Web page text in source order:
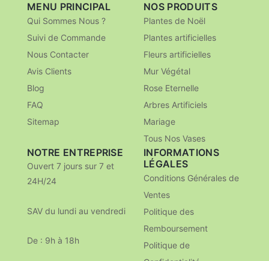
MENU PRINCIPAL
Qui Sommes Nous ?
Suivi de Commande
Nous Contacter
Avis Clients
Blog
FAQ
Sitemap
NOS PRODUITS
Plantes de Noël
Plantes artificielles
Fleurs artificielles
Mur Végétal
Rose Eternelle
Arbres Artificiels
Mariage
Tous Nos Vases
NOTRE ENTREPRISE
Ouvert 7 jours sur 7 et
24H/24
SAV du lundi au vendredi
De : 9h à 18h
INFORMATIONS
LÉGALES
Conditions Générales de
Ventes
Politique des
Remboursement
Politique de